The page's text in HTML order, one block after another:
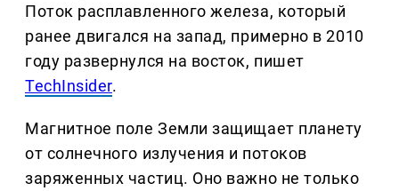
Поток расплавленного железа, который
ранее двигался на запад, примерно в 2010
году развернулся на восток, пишет
TechInsider.
Магнитное поле Земли защищает планету
от солнечного излучения и потоков
заряженных частиц. Оно важно не только